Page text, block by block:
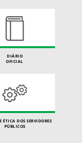
DIÁRIO
OFICIAL
ÉTICA DOS SERVIDORES
PÚBLICOS